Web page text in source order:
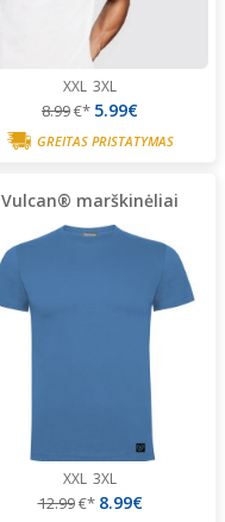
XXL 3XL
8.99€* 5.99€
GREITAS PRISTATYMAS
Vulcan® marškinėliai
XXL 3XL
12.99€* 8.99€